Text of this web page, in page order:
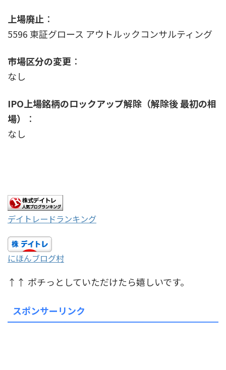
上場廃止 ：
5596 東証グロース アウトルックコンサルティング
市場区分の変更 ：
なし
IPO上場銘柄のロックアップ解除（解除後 最初の相
場）
：
なし
デイトレードランキング
にほんブログ村
↑↑ ポチっとしていただけたら嬉しいです。
スポンサーリンク